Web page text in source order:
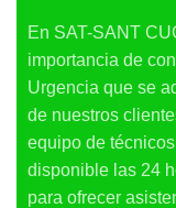
En SAT-SANT
importancia de
Urgencia que se
de nuestros
equipo de
disponible las 24
para ofrecer